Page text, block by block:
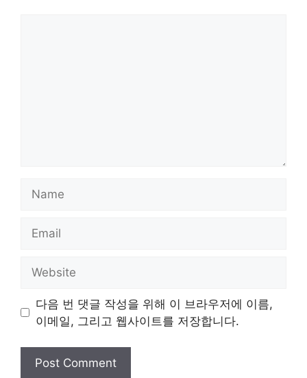
다음 번 댓글 작성을 위해 이 브라우저에 이름,
이메일, 그리고 웹사이트를 저장합니다.